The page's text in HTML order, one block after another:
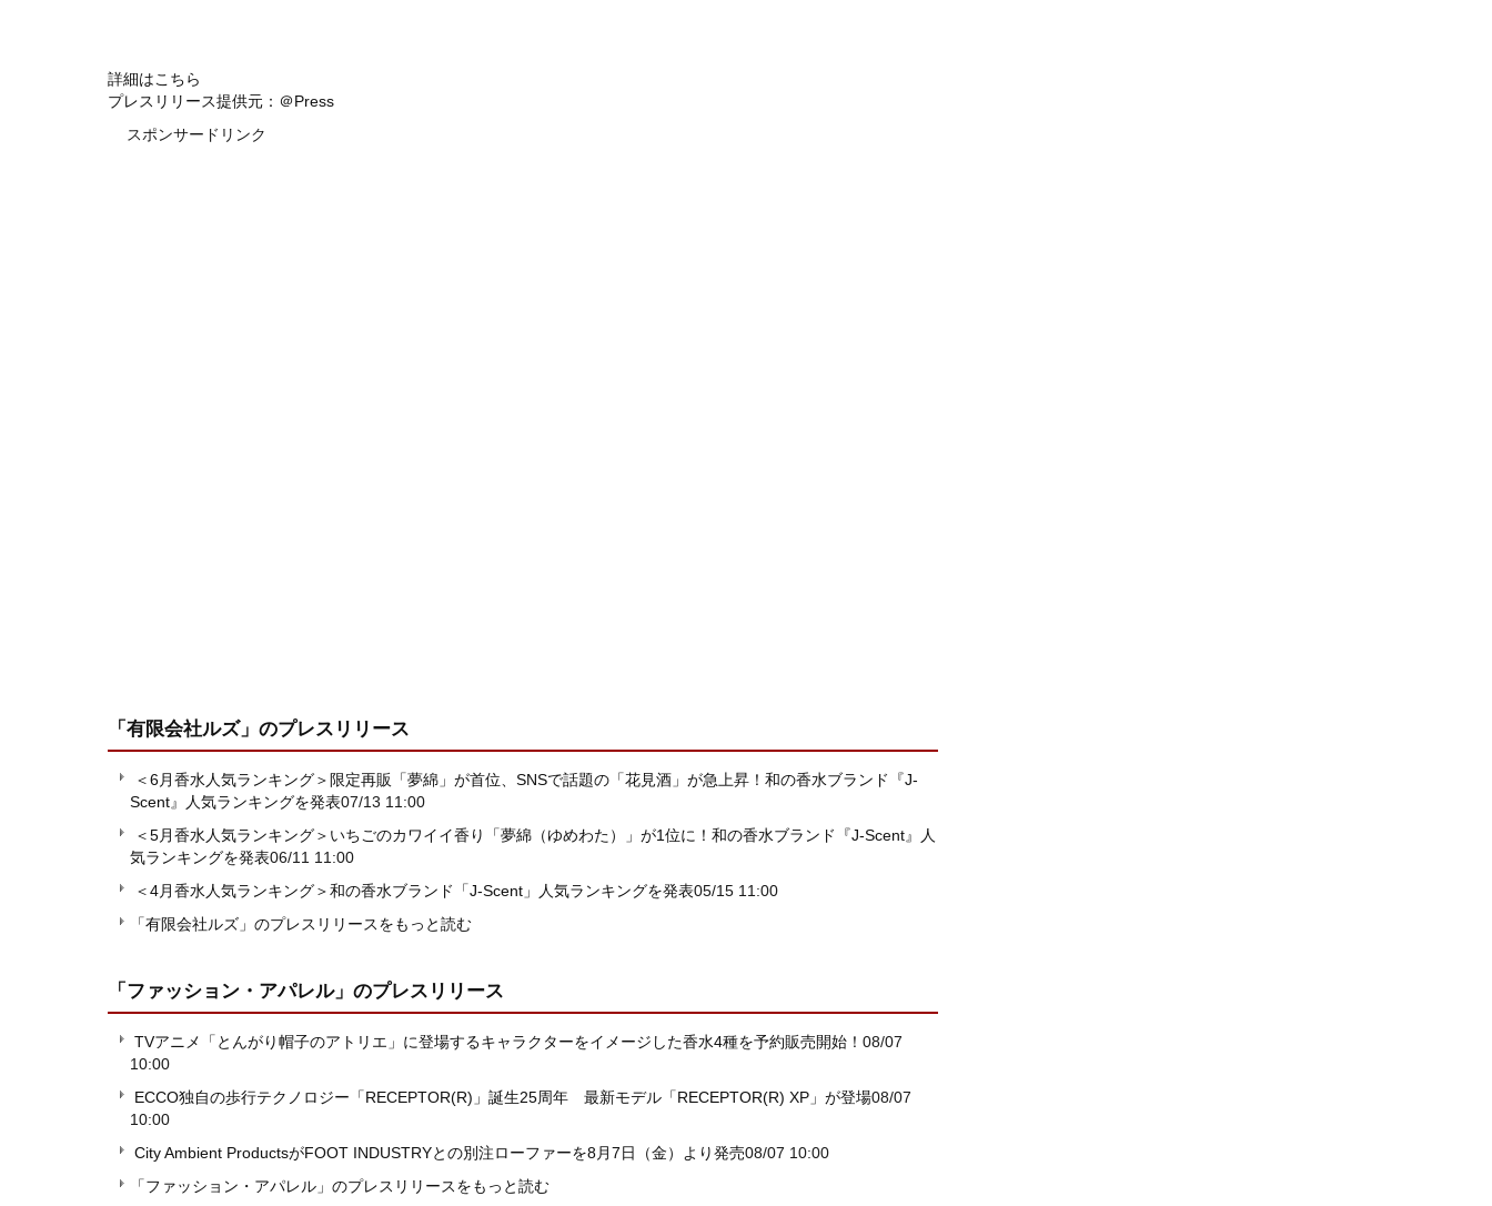
詳細はこちら
プレスリリース提供元：＠Press
スポンサードリンク
「有限会社ルズ」 のプレスリリース
＜6月香水人気ランキング＞限定再販「夢綿」が首位、SNSで話題の「花見酒」が急上昇！和の香水ブランド『J-
Scent』人気ランキングを発表07/13 11:00
＜5月香水人気ランキング＞いちごのカワイイ香り「夢綿（ゆめわた）」が1位に！和の香水ブランド『J-Scent』人
気ランキングを発表06/11 11:00
＜4月香水人気ランキング＞和の香水ブランド「J-Scent」人気ランキングを発表05/15 11:00
「有限会社ルズ」のプレスリリースをもっと読む
「ファッション・アパレル」 のプレスリリース
TVアニメ「とんがり帽子のアトリエ」に登場するキャラクターをイメージした香水4種を予約販売開始！ 08/07
10:00
ECCO独自の歩行テクノロジー「RECEPTOR(R)」誕生25周年 最新モデル「RECEPTOR(R) XP」が登場08/07
10:00
City Ambient ProductsがFOOT INDUSTRYとの別注ローファーを8月7日（金）より発売08/07 10:00
「ファッション・アパレル」のプレスリリースをもっと読む